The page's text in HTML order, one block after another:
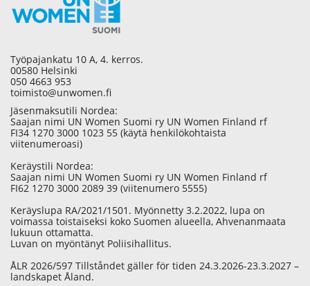
Työpajankatu 10 A, 4. kerros.
00580 Helsinki
050 4663 953
toimisto@unwomen.fi
Jäsenmaksutili Nordea:
Saajan nimi UN Women Suomi ry UN Women Finland rf
FI34 1270 3000 1023 55 (käytä henkilökohtaista
viitenumeroasi)
Keräystili Nordea:
Saajan nimi UN Women Suomi ry UN Women Finland rf
FI62 1270 3000 2089 39 (viitenumero 5555)
Keräyslupa RA/2021/1501. Myönnetty 3.2.2022, lupa on
voimassa toistaiseksi koko Suomen alueella, Ahvenanmaata
lukuun ottamatta.
Luvan on myöntänyt Poliisihallitus.
ÅLR 2026/597 Tillståndet gäller för tiden 24.3.2026-23.3.2027 –
landskapet Åland.